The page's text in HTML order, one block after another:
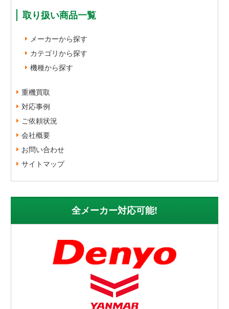
取り扱い商品一覧
メーカーから探す
カテゴリから探す
機種から探す
重機買取
対応事例
ご依頼状況
会社概要
お問い合わせ
サイトマップ
全メーカー対応可能!